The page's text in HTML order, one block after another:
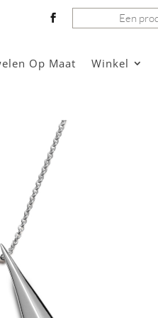
Zoeken
Op Maat Winkel